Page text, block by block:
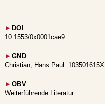
► DOI
10.1553/0x0001cae9
► GND
Christian, Hans Paul: 103501615X
► OBV
Weiterführende Literatur